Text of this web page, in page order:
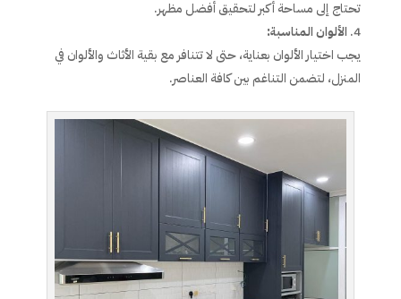
تحتاج إلى مساحة أكبر لتحقيق أفضل مظهر.
الألوان المناسبة:
يجب اختيار الألوان بعناية، حتى لا تتنافر مع بقية الأثاث والألوان في
المنزل، لتضمن التناغم بين كافة العناصر.